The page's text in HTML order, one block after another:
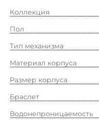
Коллекция
Пол
Тип механизма
Материал корпуса
Размер корпуса
Браслет
Водонепроницаемость